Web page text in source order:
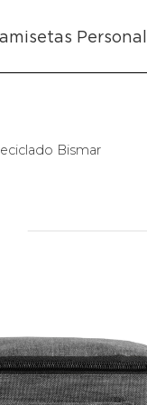
Bismar